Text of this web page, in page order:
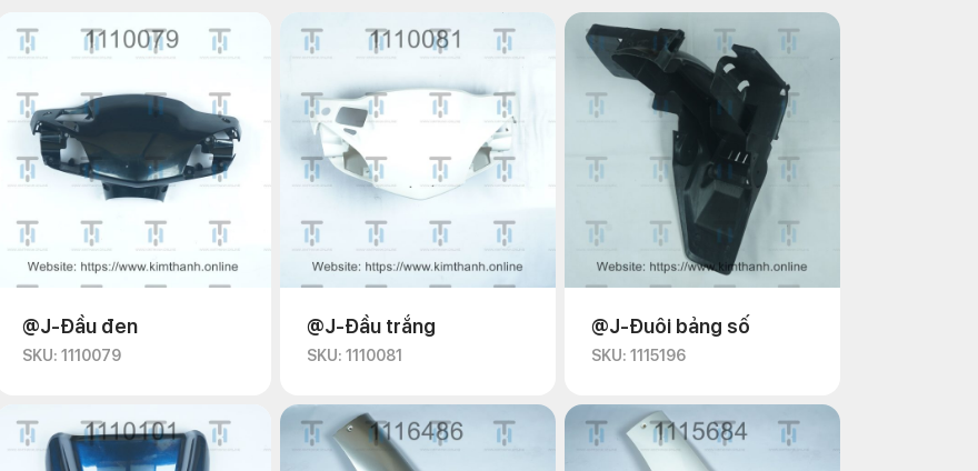
@J-Đầu đen
SKU: 1110079
@J-Đầu trắng
SKU: 1110081
@J-Đuôi bảng số
SKU: 1115196